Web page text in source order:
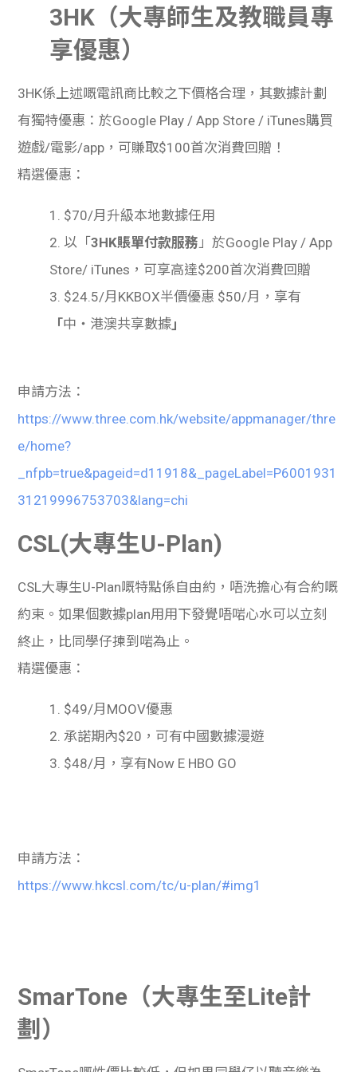
3HK（大專師生及教職員專
享優惠）
3HK係上述嘅電訊商比較之下價格合理，其數據計劃
有獨特優惠：於Google Play / App Store / iTunes購買
遊戲/電影/app ，可賺取$100首次消費回贈！
精選優惠：
1. $70/月升級本地數據任用
2. 以「3HK賬單付款服務 」於Google Play / App
Store/ iTunes ，可享高達$200首次消費回贈
3. $24.5/月 KKBOX半價優惠 $50/月，享有
「中 ‧ 港澳共享數據 」
申請方法：
https://www.three.com.hk/website/appmanager/thre
e/home?
_nfpb=true&pageid=d11918&_pageLabel=P6001931
31219996753703&lang=chi
CSL(大專生U-Plan)
CSL大專生U-Plan嘅特點係自由約，唔洗擔心有合約嘅
約束。如果個數據plan用用下發覺唔啱心水可以立刻
終止，比同學仔揀到啱為止。
精選優惠：
1. $49/月 MOOV優惠
2.承諾期內$20 ，可有中國數據漫遊
3. $48/月，享有Now E HBO GO
申請方法：
https://www.hkcsl.com/tc/u-plan/#img1
SmarTone（大專生至Lite計
劃）